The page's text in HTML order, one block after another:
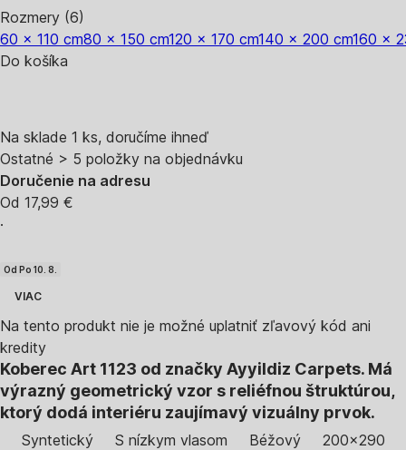
Rozmery (6)
60 x 110 cm80 x 150 cm120 x 170 cm140 x 200 cm160 x
Do košíka
Na sklade 1 ks, doručíme ihneď
Ostatné > 5 položky na objednávku
Doručenie na adresu
Od 17,99 €
·
Od Po 10. 8.
VIAC
Na tento produkt nie je možné uplatniť zľavový kód ani
kredity
Koberec Art 1123 od značky Ayyildiz Carpets. Má
výrazný geometrický vzor s reliéfnou štruktúrou,
ktorý dodá interiéru zaujímavý vizuálny prvok.
Syntetický S nízkym vlasom Béžový
200x290